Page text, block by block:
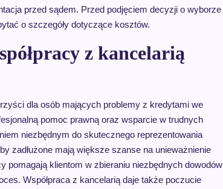
przed sądem. Przed podjęciem decyzji o wyborze
o szczegóły dotyczące kosztów.
z kancelarią
dla osób mających problemy z kredytami we
pomoc prawną oraz wsparcie w trudnych
niezbędnym do skutecznego reprezentowania
zadłużone mają większe szanse na unieważnienie
pomagają klientom w zbieraniu niezbędnych dowodów
Współpraca z kancelarią daje także poczucie